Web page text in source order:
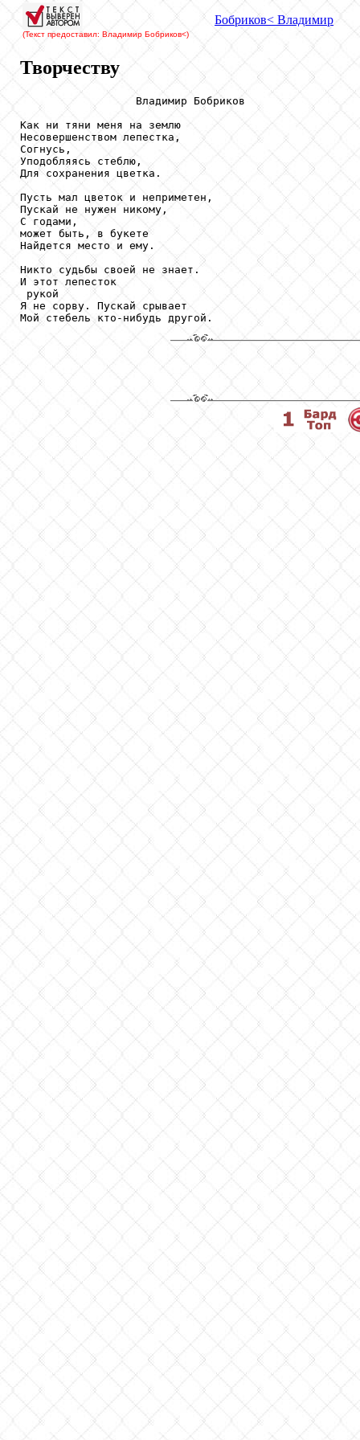
(Текст предоставил: Владимир Бобриков<)
Бобриков< Владимир
Творчеству
                  Владимир Бобриков
Как ни тяни меня на землю
Несовершенством лепестка,
Согнусь,
Уподобляясь стеблю,
Для сохранения цветка.
Пусть мал цветок и неприметен,
Пускай не нужен никому,
С годами,
может быть, в букете
Найдется место и ему.
Никто судьбы своей не знает.
И этот лепесток
рукой
Я не сорву. Пускай срывает